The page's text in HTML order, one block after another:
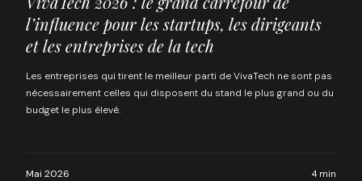
l’influence pour les startups, les dirigeants
et les entreprises de la tech
Les entreprises qui tirent le meilleur parti de VivaTech ne sont pas
nécessairement celles qui disposent du stand le plus grand ou du
budget le plus élevé.
Mai 2026 4 min